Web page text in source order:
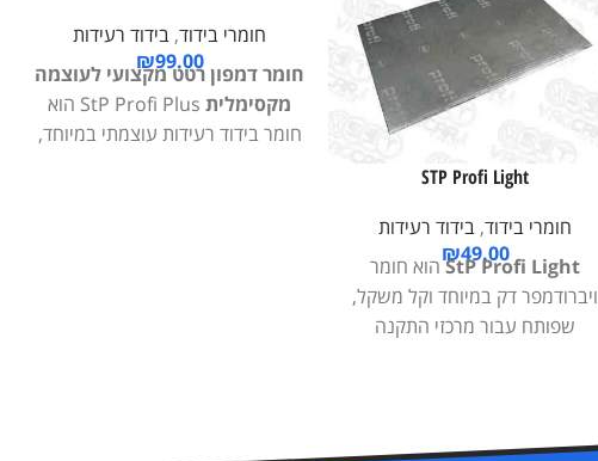
STP Profi Light
חומרי בידוד, בידוד רעידות
₪49.00
StP Profi Lightהוא חומר
ויברודמפר דק במיוחד וקל משקל,
שפותח עבור מרכזי התקנה
אינו משאיר סימנים, חסר ריח
חומרי בידוד, בידוד רעידות
₪99.00
חומר דמפון רטט מקצועי לעוצמה
מקסימלית
StP Profi Plus הוא
חומר בידוד רעידות עוצמתי במיוחד,